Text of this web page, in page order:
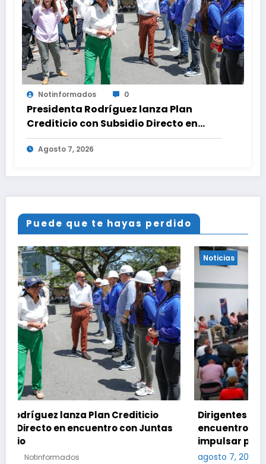
Notinformados 0
Presidenta Rodríguez lanza Plan
Crediticio con Subsidio Directo en
encuentro con Juntas de Condominio
Agosto 7, 2026
Puede que te hayas perdido
Noticias
Dirigentes nacionales y locales activan el
encuentro «Repensando a Venezuela» para
impulsar propuestas desde las
agosto 7, 2026